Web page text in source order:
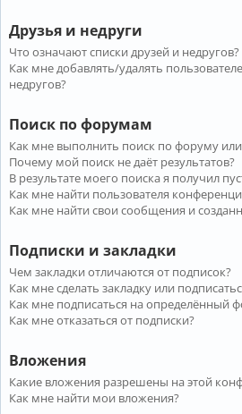
Друзья и недруги
Что означают списки друзей и недругов?
Как мне добавлять/удалять
недругов?
Поиск по форумам
Как мне выполнить поиск по форуму
Почему мой поиск не даёт результатов?
В результате моего поиска я получил
Как мне найти пользователя
Как мне найти свои сообщения и
Подписки и закладки
Чем закладки отличаются от подписок?
Как мне сделать закладку или
Как мне подписаться на определённый
Как мне отказаться от подписки?
Вложения
Какие вложения разрешены на этой
Как мне найти мои вложения?